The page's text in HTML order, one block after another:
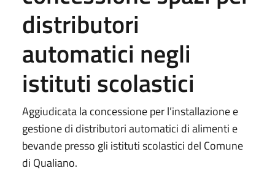
distributori
automatici negli
istituti scolastici
Aggiudicata la concessione per l’installazione e
gestione di distributori automatici di alimenti e
bevande presso gli istituti scolastici del Comune
di Qualiano.